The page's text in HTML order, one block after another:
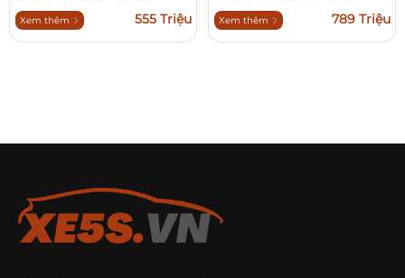
Xem thêm 555 Triệu Xem thêm 789 Triệu